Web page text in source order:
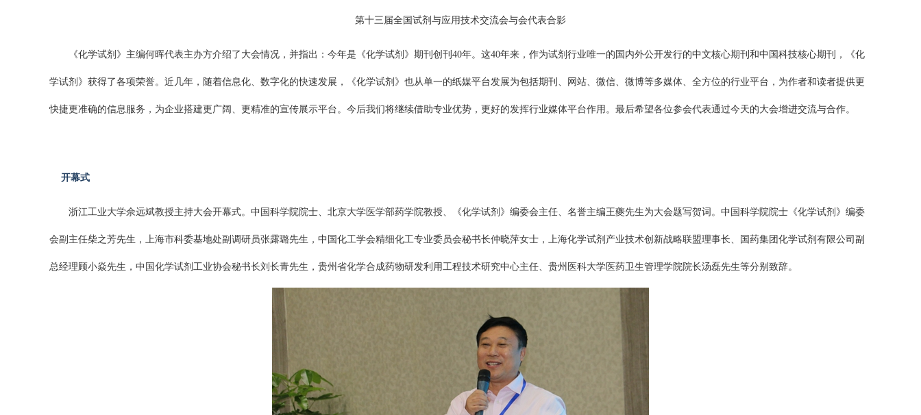
第十三届全国试剂与应用技术交流会与会代表合影
《化学试剂》主编何晖代表主办方介绍了大会情况，并指出：今年是《化学试剂》期刊创刊40年。这40年来，作为试剂行业唯一的国内外公开发行的中文核心期刊和中国科技核心期刊，《化
学试剂》获得了各项荣誉。近几年，随着信息化、数字化的快速发展，《化学试剂》也从单一的纸媒平台发展为包括期刊、网站、微信、微博等多媒体、全方位的行业平台，为作者和读者提供更
快捷更准确的信息服务，为企业搭建更广阔、更精准的宣传展示平台。今后我们将继续借助专业优势，更好的发挥行业媒体平台作用。最后希望各位参会代表通过今天的大会增进交流与合作。
开幕式
浙江工业大学佘远斌教授主持大会开幕式。中国科学院院士、北京大学医学部药学院教授、《化学试剂》编委会主任、名誉主编王夔先生为大会题写贺词。中国科学院院士《化学试剂》编委
会副主任柴之芳先生，上海市科委基地处副调研员张露璐先生，中国化工学会精细化工专业委员会秘书长仲晓萍女士，上海化学试剂产业技术创新战略联盟理事长、国药集团化学试剂有限公司副
总经理顾小焱先生，中国化学试剂工业协会秘书长刘长青先生，贵州省化学合成药物研发利用工程技术研究中心主任、贵州医科大学医药卫生管理学院院长汤磊先生等分别致辞。